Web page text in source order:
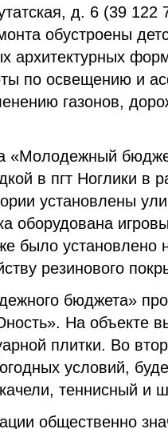
д. 6 (39 122
обустроены
архитектурных
по освещению и
газонов,
«Молодежный
в пгт Ноглики в
установлены
оборудована
было установлено
резинового
бюджета»
На объекте
плитки. Во
условий,
теннисный и
общественно